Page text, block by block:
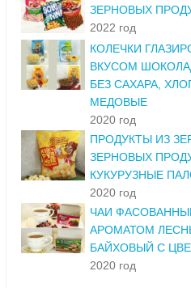
ЗЕРНОВЫХ
2022 год
КОЛЕЧКИ
ВКУСОМ
БЕЗ САХАРА,
МЕДОВЫЕ
2020 год
ПРОДУКТЫ ИЗ
ЗЕРНОВЫХ
КУКУРУЗНЫЕ
2020 год
ЧАИ
АРОМАТОМ
БАЙХОВЫЙ С
2020 год